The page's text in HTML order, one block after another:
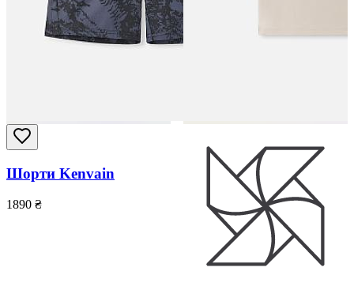
Шорти Kenvain
1890 ₴